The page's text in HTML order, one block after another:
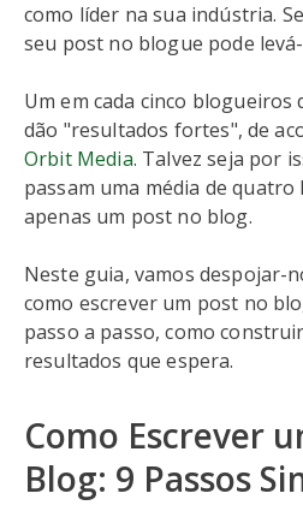
como líder na sua indústria.
seu post no blogue pode
Um em cada cinco blogueiros
dão "resultados fortes", de
Orbit Media. Talvez seja por
passam uma média de
apenas um post no blog.
Neste guia, vamos despojar-
como escrever um post no
passo a passo, como
resultados que espera.
Como Escrever
Blog: 9 Passos